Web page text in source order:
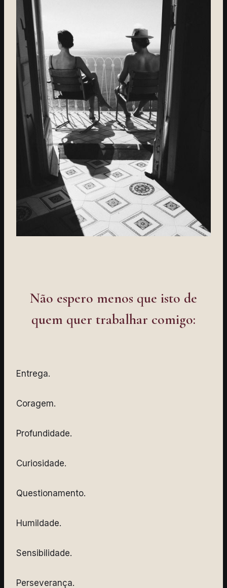
Não espero menos que isto de
quem quer trabalhar comigo:
Entrega.
Coragem.
Profundidade.
Curiosidade.
Questionamento.
Humildade.
Sensibilidade.
Perseverança.